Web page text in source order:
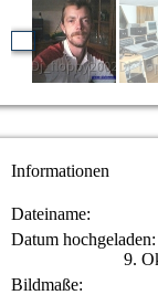
Informationen
Dateiname
Datum hochgeladen
9.
Bildmaße